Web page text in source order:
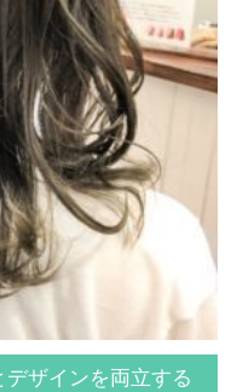
ザインを両立する